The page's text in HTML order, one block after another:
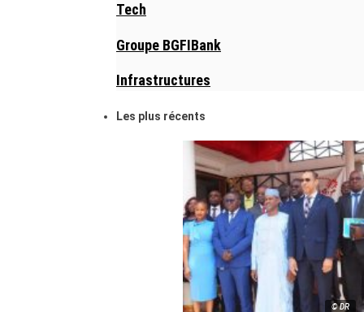
Tech
Groupe BGFIBank
Infrastructures
Les plus récents
© DR